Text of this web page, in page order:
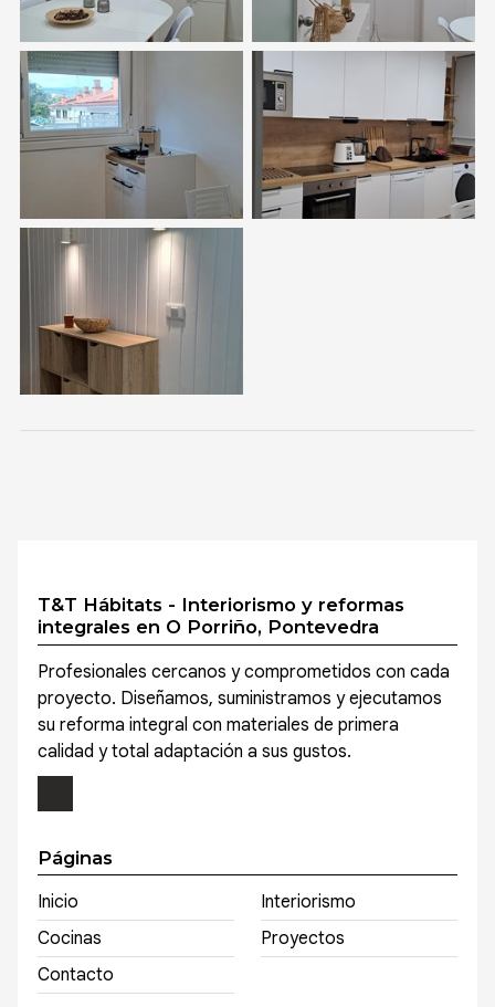
T&T Hábitats - Interiorismo y reformas
integrales en O Porriño, Pontevedra
Profesionales cercanos y comprometidos con cada
proyecto. Diseñamos, suministramos y ejecutamos
su reforma integral con materiales de primera
calidad y total adaptación a sus gustos.
Páginas
Inicio
Interiorismo
Cocinas
Proyectos
Contacto